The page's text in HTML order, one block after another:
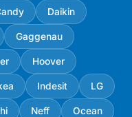
Daikin
Gaggenau
Hoover
Indesit LG
Neff Ocean